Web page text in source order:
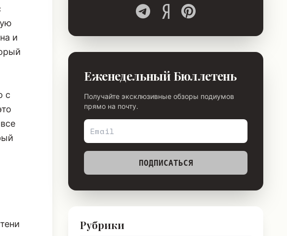
и
с
Еженедельный Бюллетень
Получайте эксклюзивные обзоры подиумов
прямо на почту.
ПОДПИСАТЬСЯ
Рубрики